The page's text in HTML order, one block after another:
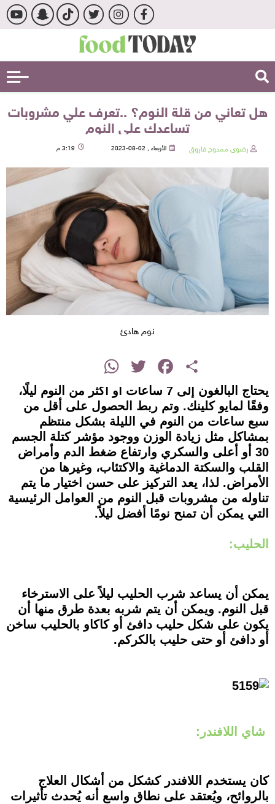
هل تعاني من قلة النوم؟ ..تعرف علي مشروبات
تساعدك علي النوم
رضوى ممدوح فاروق الأربعاء , 02-08-2023 3:19 م
نوم هادئ
Share
Facebook
Twitter
WhatsApp
يحتاج البالغون إلى 7 ساعات أو أكثر من النوم ليلًا،
وفقًا لمايو كلينك. وتم ربط الحصول على أقل من
سبع ساعات من النوم في الليلة بشكل منتظم
بمشاكل مثل زيادة الوزن ووجود مؤشر كتلة الجسم
30 أو أعلى والسكري وارتفاع ضغط الدم وأمراض
القلب والسكتة الدماغية والاكتئاب، وغيرها من
الأمراض. لذا، يعد التركيز على حسن اختيار ما يتم
تناوله من مشروبات قبل النوم من العوامل الرئيسية
التي يمكن أن تمنح نومًا أفضل ليلاً.
الحليب:
يمكن أن يساعد شرب الحليب ليلاً على الاسترخاء
قبل النوم. ويمكن أن يتم شربه بعدة طرق منها أن
يكون على شكل حليب دافئ أو كاكاو بالحليب ساخن
أو دافئ أو حتى حليب بالكركم.
شاي اللافندر:
كان يستخدم اللافندر كشكل من أشكال العلاج
بالروائح، ويُعتقد على نطاق واسع أنه يُحدث تأثيرات